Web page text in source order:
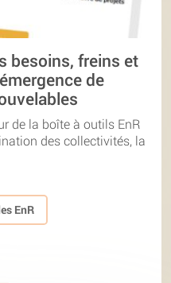
besoins, freins et
de
de la boîte à outils EnR
des collectivités, la
EnR